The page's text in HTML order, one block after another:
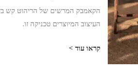
הקאמבק המרשים של הריהוט קש
העיצוב המיוצרים טכניקה זו.
קראו עוד >